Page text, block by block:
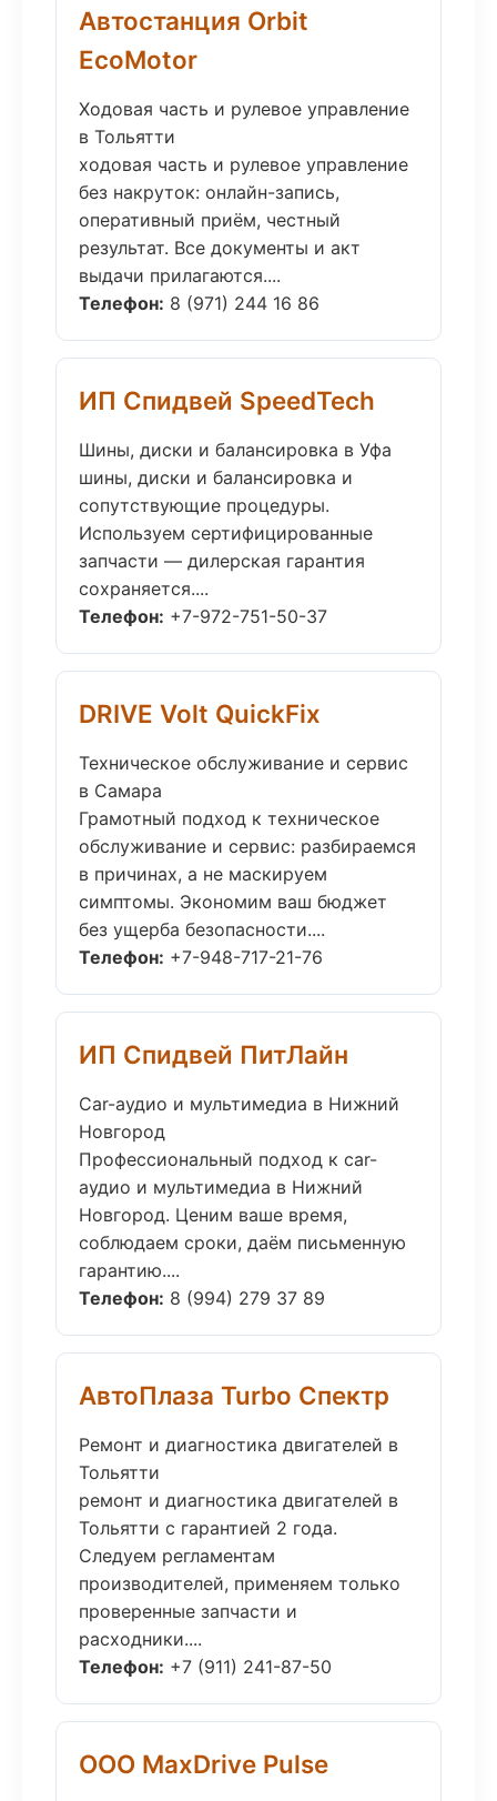
Автостанция Orbit
EcoMotor
Ходовая часть и рулевое управление
в Тольятти
ходовая часть и рулевое управление
без накруток: онлайн-запись,
оперативный приём, честный
результат. Все документы и акт
выдачи прилагаются....
Телефон: 8 (971) 244 16 86
ИП Спидвей SpeedTech
Шины, диски и балансировка в Уфа
шины, диски и балансировка и
сопутствующие процедуры.
Используем сертифицированные
запчасти — дилерская гарантия
сохраняется....
Телефон: +7-972-751-50-37
DRIVE Volt QuickFix
Техническое обслуживание и сервис
в Самара
Грамотный подход к техническое
обслуживание и сервис: разбираемся
в причинах, а не маскируем
симптомы. Экономим ваш бюджет
без ущерба безопасности....
Телефон: +7-948-717-21-76
ИП Спидвей ПитЛайн
Car-аудио и мультимедиа в Нижний
Новгород
Профессиональный подход к car-
аудио и мультимедиа в Нижний
Новгород. Ценим ваше время,
соблюдаем сроки, даём письменную
гарантию....
Телефон: 8 (994) 279 37 89
АвтоПлаза Turbo Спектр
Ремонт и диагностика двигателей в
Тольятти
ремонт и диагностика двигателей в
Тольятти с гарантией 2 года.
Следуем регламентам
производителей, применяем только
проверенные запчасти и
расходники....
Телефон: +7 (911) 241-87-50
ООО MaxDrive Pulse